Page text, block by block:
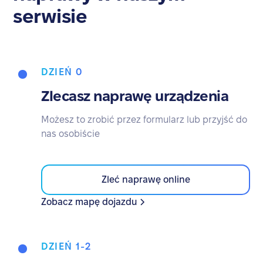
serwisie
DZIEŃ 0
Zlecasz naprawę urządzenia
Możesz to zrobić przez formularz lub przyjść do
nas osobiście
Zleć naprawę online
Zobacz mapę dojazdu
DZIEŃ 1-2